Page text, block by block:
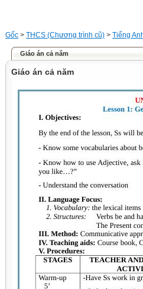
Gốc > THCS (Chương trình cũ) > Tiếng
Giáo án cả năm
Giáo án cả năm